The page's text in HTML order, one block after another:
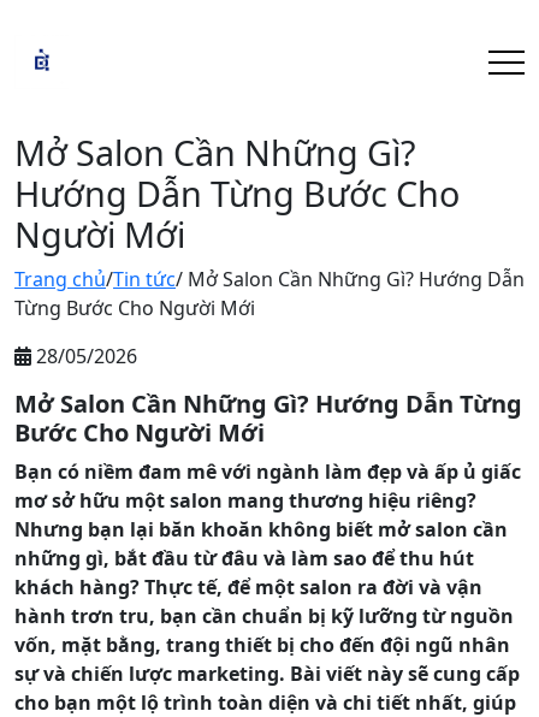
Mở Salon Cần Những Gì?
Hướng Dẫn Từng Bước Cho
Người Mới
Trang chủ/Tin tức/ Mở Salon Cần Những Gì? Hướng Dẫn
Từng Bước Cho Người Mới
28/05/2026
Mở Salon Cần Những Gì? Hướng Dẫn Từng
Bước Cho Người Mới
Bạn có niềm đam mê với ngành làm đẹp và ấp ủ giấc
mơ sở hữu một salon mang thương hiệu riêng?
Nhưng bạn lại băn khoăn không biết mở salon cần
những gì, bắt đầu từ đâu và làm sao để thu hút
khách hàng? Thực tế, để một salon ra đời và vận
hành trơn tru, bạn cần chuẩn bị kỹ lưỡng từ nguồn
vốn, mặt bằng, trang thiết bị cho đến đội ngũ nhân
sự và chiến lược marketing. Bài viết này sẽ cung cấp
cho bạn một lộ trình toàn diện và chi tiết nhất, giúp